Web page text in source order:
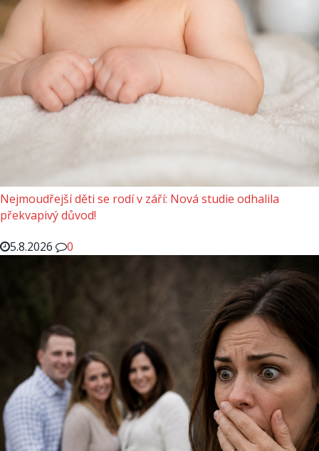
Nejmoudřejší děti se rodí v září: Nová studie odhalila
překvapivý důvod!
5.8.2026
0